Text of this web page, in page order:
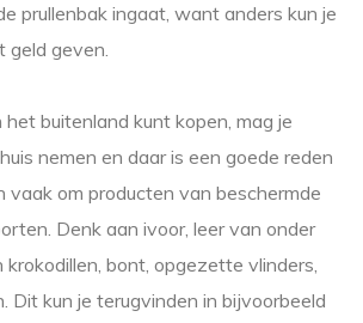
prullenbak ingaat, want anders kun je
geld geven.
buitenland kunt kopen, mag je
nemen en daar is een goede reden
vaak om producten van beschermde
Denk aan ivoor, leer van onder
krokodillen, bont, opgezette vlinders,
Dit kun je terugvinden in bijvoorbeeld